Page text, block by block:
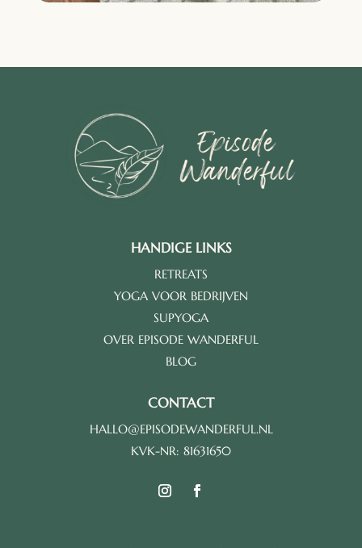
HANDIGE LINKS
RETREATS
YOGA VOOR BEDRIJVEN
SUPYOGA
OVER EPISODE WANDERFUL
BLOG
CONTACT
HALLO@EPISODEWANDERFUL.NL
KVK-NR: 81631650